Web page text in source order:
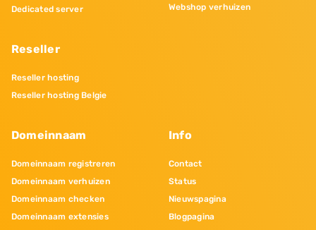
Dedicated server
Reseller
Reseller hosting
Reseller hosting Belgie
Webshop verhuizen
Domeinnaam
Domeinnaam registreren
Domeinnaam verhuizen
Domeinnaam checken
Domeinnaam extensies
Info
Contact
Status
Nieuwspagina
Blogpagina